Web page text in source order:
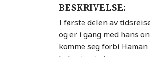
BESKRIVELSE:
I første delen av
og er i gang med hans
komme seg forbi